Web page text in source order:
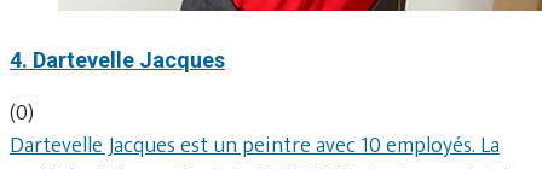
4. Dartevelle Jacques
(0)
Dartevelle Jacques est un peintre avec 10 employés. La